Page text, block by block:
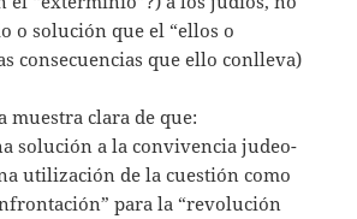
o solución que el “ellos o
consecuencias que ello conlleva)
muestra clara de que:
solución a la convivencia judeo-
utilización de la cuestión como
para la “revolución